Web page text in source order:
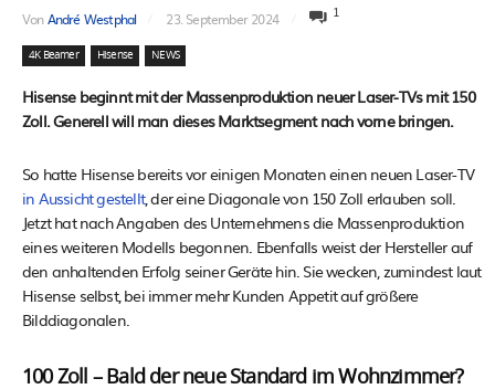
VonAndré Westphal 23. September 2024 1
4K Beamer Hisense NEWS
Hisense beginnt mit der Massenproduktion neuer Laser-TVs mit 150
Zoll. Generell will man dieses Marktsegment nach vorne bringen.
So hatte Hisense bereits vor einigen Monaten einen neuen Laser-TV
in Aussicht gestellt, der eine Diagonale von 150 Zoll erlauben soll.
Jetzt hat nach Angaben des Unternehmens die Massenproduktion
eines weiteren Modells begonnen. Ebenfalls weist der Hersteller auf
den anhaltenden Erfolg seiner Geräte hin. Sie wecken, zumindest laut
Hisense selbst, bei immer mehr Kunden Appetit auf größere
Bilddiagonalen.
100 Zoll – Bald der neue Standard im Wohnzimmer?